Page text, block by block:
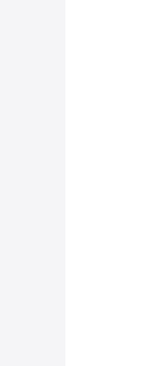
专业